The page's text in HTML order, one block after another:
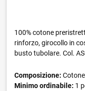
100% cotone
rinforzo, girocollo in
busto tubolare. Col.
Composizione: Cotone
Minimo ordinabile: 1